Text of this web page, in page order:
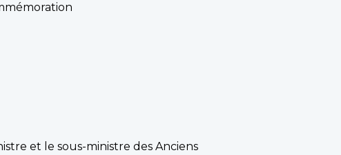
et le sous-ministre des Anciens